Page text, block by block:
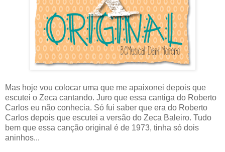
Mas hoje vou colocar uma que me apaixonei depois que
escutei o Zeca cantando. Juro que essa cantiga do Roberto
Carlos eu não conhecia. Só fui saber que era do Roberto
Carlos depois que escutei a versão do Zeca Baleiro. Tudo
bem que essa canção original é de 1973, tinha só dois
aninhos...